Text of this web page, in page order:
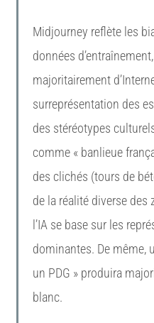
Midjourney reflète les
données
majoritairement
surreprésentation des
des stéréotypes
comme « banlieue
des clichés (tours de
de la réalité diverse des
l’IA se base sur les
dominantes. De même,
un PDG » produira
blanc.